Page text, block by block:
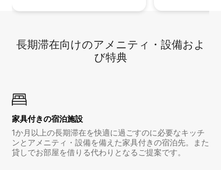
長期滞在向け⁠のア⁠メ⁠ニ⁠テ⁠ィ⁠・設⁠備⁠およ
び特⁠典
家具付き⁠の宿⁠泊⁠施⁠設
1か月以上の長期滞在を快適に過ごすのに必要なキッチ
ンとアメニティ・設備を備えた家具付きの宿泊先。また
貸しでお部屋を借りる代わりとなるご提案です。